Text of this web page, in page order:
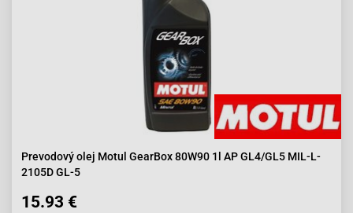
Prevodový olej Motul GearBox 80W90 1l AP GL4/GL5 MIL-L-
2105D GL-5
15.93 €